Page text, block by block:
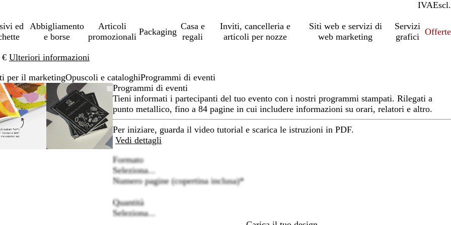
IVAIncl.
Escl.
ed
Abbigliamento
e borse
Articoli
promozionali
Packaging
Casa e
regali
Inviti, cancelleria e
articoli per nozze
Siti web e servizi di
web marketing
Servizi
grafici
Offerte
€ Ulteriori informazioni
per il marketingOpuscoli e cataloghiProgrammi di eventi
L’immagine
può
essere
ingrandita
Ingrandito
a
minimo
Clicca
per
allargare
Usa
i
comandi
+
e
+
L’immagine
può
essere
ingrandita
Ingrandito
a
minimo
Clicca
per
allargare
Usa
i
comandi
+
e
+
per
ingrandire
Programmi di eventi
Tieni informati i partecipanti del tuo evento con i nostri programmi stampati. Rilegati a
punto metallico, fino a 84 pagine in cui includere informazioni su orari, relatori e altro.
Per iniziare, guarda il video tutorial e scarica le istruzioni in PDF.
Vedi dettagli
Formato
Seleziona...
Numero pagine (copertina inclusa)*
Quantità
Seleziona...